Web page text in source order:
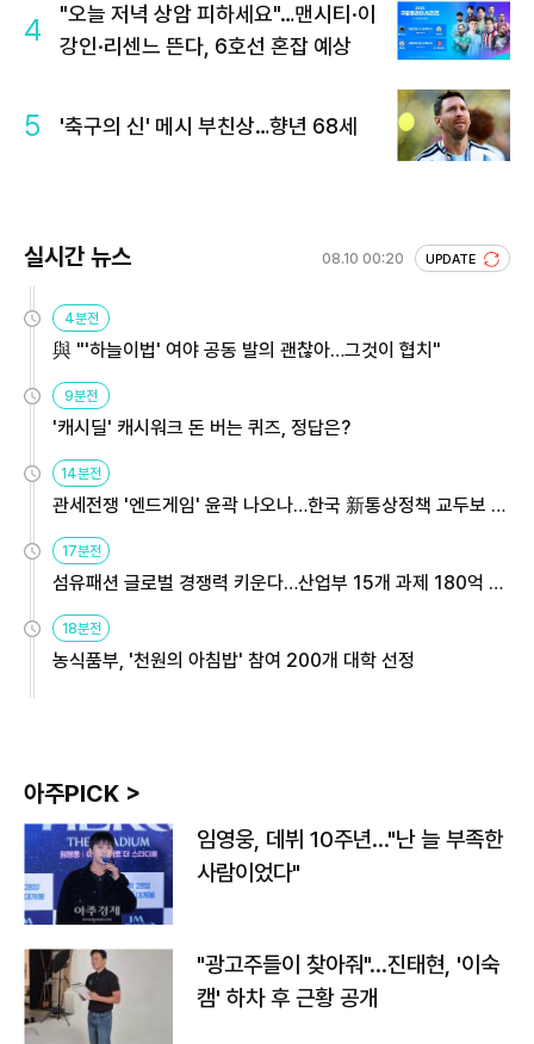
4
"오늘 저녁 상암 피하세요"…맨시티·이
강인·리센느 뜬다, 6호선 혼잡 예상
5 '축구의 신' 메시 부친상…향년 68세
실시간 뉴스 08.10 00:20 UPDATE
4분전
與 "'하늘이법' 여야 공동 발의 괜찮아…그것이 협치"
9분전
'캐시딜' 캐시워크 돈 버는 퀴즈, 정답은?
14분전
관세전쟁 '엔드게임' 윤곽 나오나…한국 新통상정책 교두보 활
용해야
17분전
섬유패션 글로벌 경쟁력 키운다…산업부 15개 과제 180억 지
원
18분전
농식품부, '천원의 아침밥' 참여 200개 대학 선정
아주PICK >
임영웅, 데뷔 10주년…"난 늘 부족한
사람이었다"
"광고주들이 찾아줘"…진태현, '이숙
캠' 하차 후 근황 공개